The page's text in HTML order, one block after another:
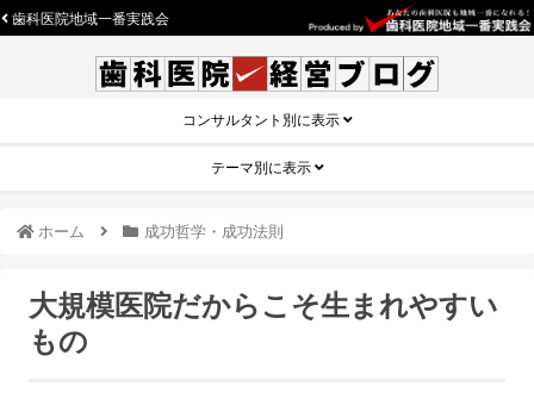
歯科医院地域一番実践会
コンサルタント別に表示
テーマ別に表示
ホーム 成功哲学・成功法則
大規模医院だからこそ生まれやすい
もの